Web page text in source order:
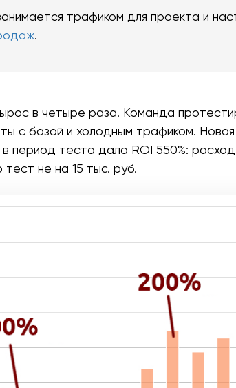
трафиком для проекта и
.
в четыре раза. Команда
с базой и холодным трафиком.
период теста дала ROI 550%:
не на 15 тыс. руб.